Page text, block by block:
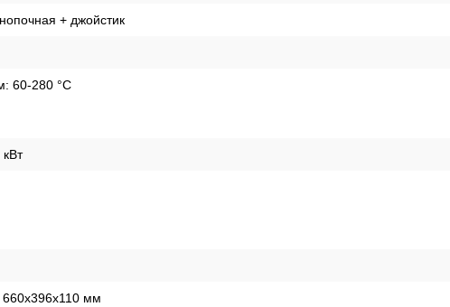
+ джойстик
60-280 °С
660x396x110 мм